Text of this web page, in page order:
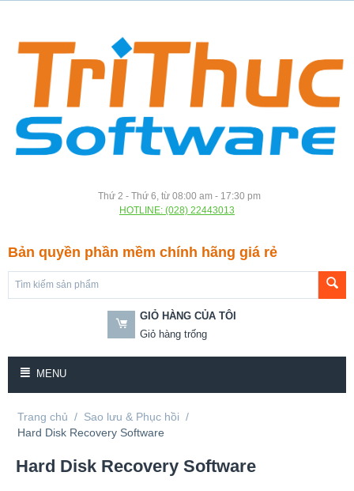
Thứ 2 - Thứ 6, từ 08:00 am - 17:30 pm
HOTLINE: (028) 22443013
Bản quyền phần mềm chính hãng giá rẻ
GIỎ HÀNG CỦA TÔI
Giỏ hàng trống
MENU
Trang chủ / Sao lưu & Phục hồi /
Hard Disk Recovery Software
Hard Disk Recovery Software